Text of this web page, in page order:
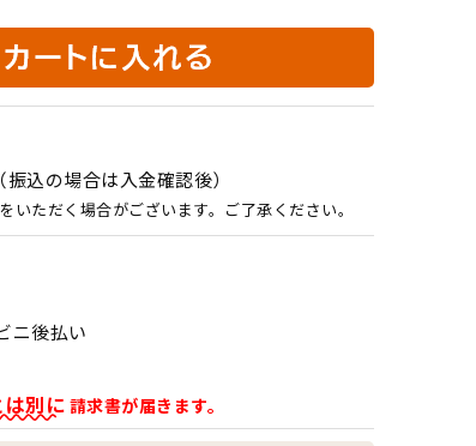
（振込の場合は入金確認後）
ただく場合がございます。ご了承ください。
ニ後払い
別に請求書が届きます。